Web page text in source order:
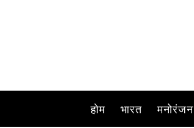
होम भारत मनोरंजन